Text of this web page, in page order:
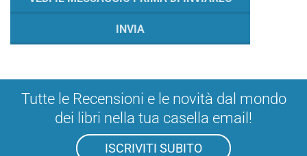
Tutte le Recensioni e le novità dal mondo
dei libri nella tua casella email!
ISCRIVITI SUBITO